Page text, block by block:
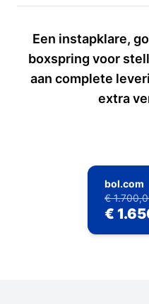
Een instapklare,
boxspring voor
aan complete
extra
bol.com
€
€